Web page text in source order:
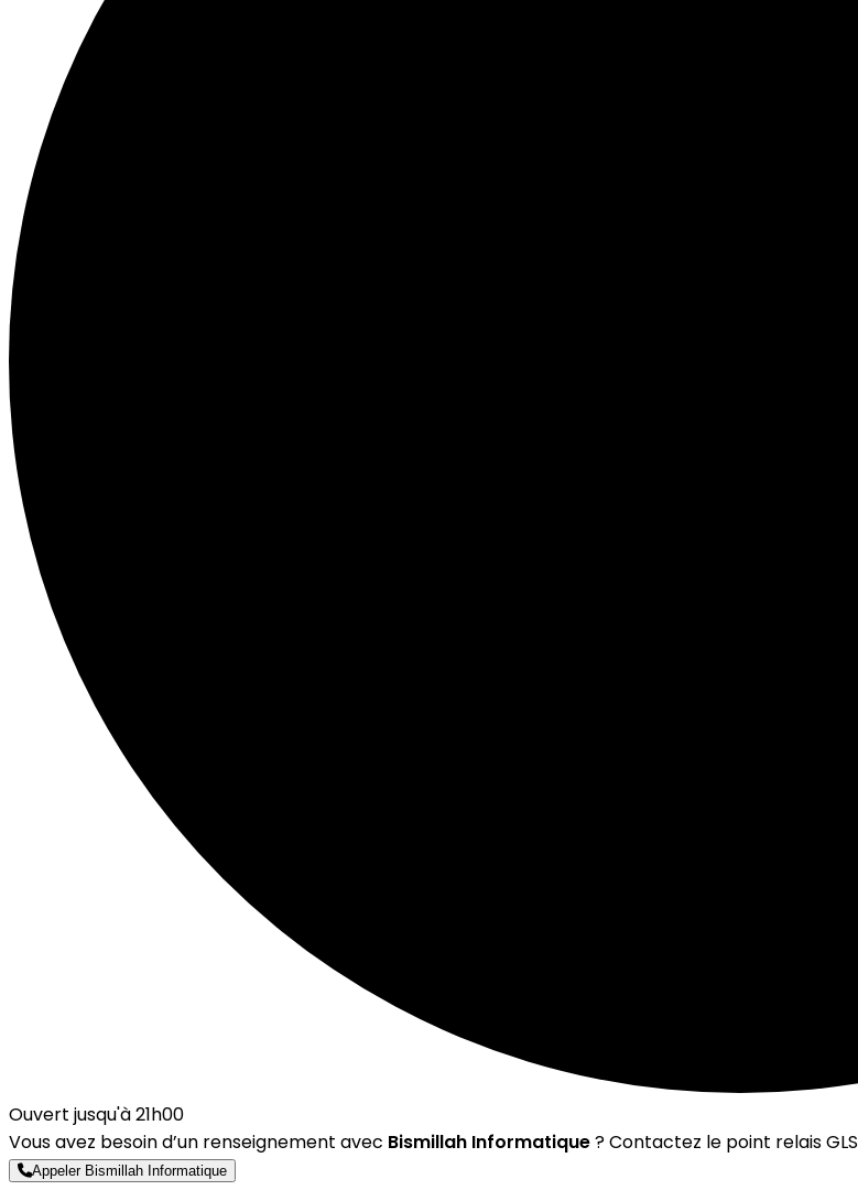
Ouvert jusqu'à 21h00
Vous avez besoin d’un renseignement avec Bismillah Informatique? Contactez le point relais GLS
Appeler Bismillah Informatique